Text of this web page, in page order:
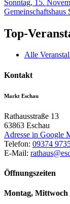
Sonntag, 15.
Gemeinschaftshaus
Top-
Alle
Kontakt
Markt Eschau
Rathausstraße 13
63863 Eschau
Adresse in Google
Telefon: 09374
E-Mail:
Öffnungszeiten
Montag, Mittwoch